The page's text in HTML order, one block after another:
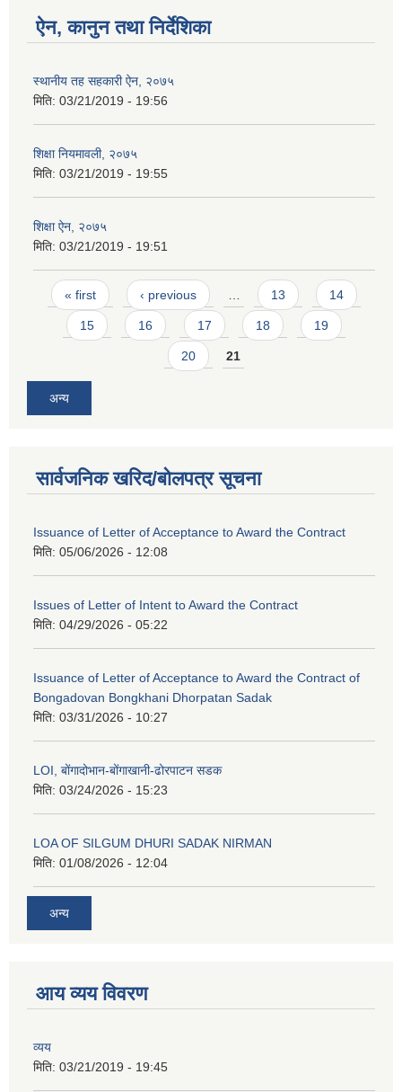
ऐन, कानुन तथा निर्देशिका
स्थानीय तह सहकारी ऐन, २०७५
मिति: 03/21/2019 - 19:56
शिक्षा नियमावली, २०७५
मिति: 03/21/2019 - 19:55
शिक्षा ऐन, २०७५
मिति: 03/21/2019 - 19:51
Pages
« first ‹ previous … 13 14
15 16 17 18 19
20 21
अन्य
सार्वजनिक खरिद/बोलपत्र सूचना
Issuance of Letter of Acceptance to Award the Contract
मिति: 05/06/2026 - 12:08
Issues of Letter of Intent to Award the Contract
मिति: 04/29/2026 - 05:22
Issuance of Letter of Acceptance to Award the Contract of
Bongadovan Bongkhani Dhorpatan Sadak
मिति: 03/31/2026 - 10:27
LOI, बोंगादोभान-बोंगाखानी-ढोरपाटन सडक
मिति: 03/24/2026 - 15:23
LOA OF SILGUM DHURI SADAK NIRMAN
मिति: 01/08/2026 - 12:04
अन्य
आय व्यय विवरण
व्यय
मिति: 03/21/2019 - 19:45